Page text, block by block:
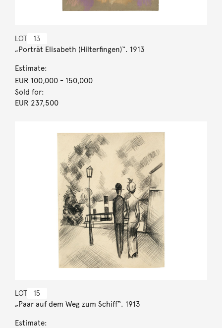
LOT 13
„Porträt Elisabeth (Hilterfingen)“. 1913
Estimate:
EUR 100,000- 150,000
Sold for:
EUR 237,500
LOT 15
„Paar auf dem Weg zum Schiff“. 1913
Estimate: